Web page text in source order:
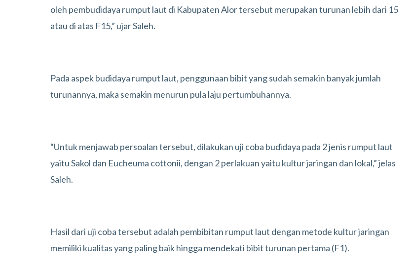
oleh pembudidaya rumput laut di Kabupaten Alor tersebut merupakan turunan lebih dari 15
atau di atas F15,” ujar Saleh.
Pada aspek budidaya rumput laut, penggunaan bibit yang sudah semakin banyak jumlah
turunannya, maka semakin menurun pula laju pertumbuhannya.
“Untuk menjawab persoalan tersebut, dilakukan uji coba budidaya pada 2 jenis rumput laut
yaitu Sakol dan Eucheuma cottonii, dengan 2 perlakuan yaitu kultur jaringan dan lokal,” jelas
Saleh.
Hasil dari uji coba tersebut adalah pembibitan rumput laut dengan metode kultur jaringan
memiliki kualitas yang paling baik hingga mendekati bibit turunan pertama (F1).